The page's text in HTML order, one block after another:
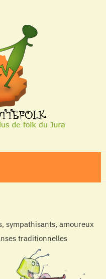
sympathisants, amoureux
traditionnelles